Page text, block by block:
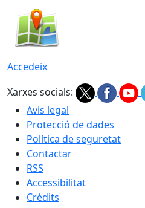
Accedeix
Xarxes socials:
Avis legal
Protecció de dades
Política de seguretat
Contactar
RSS
Accessibilitat
Crèdits